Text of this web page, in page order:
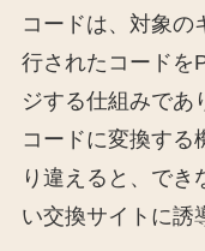
コードは、対象の
行されたコードを
ジする仕組みであ
コードに変換する
り違えると、でき
い交換サイトに誘